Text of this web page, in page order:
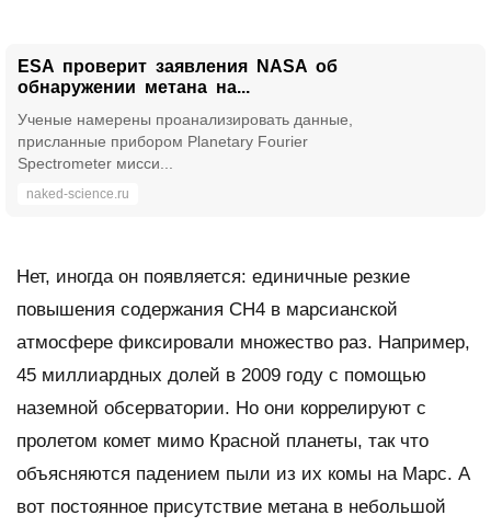
ESA проверит заявления NASA об
обнаружении метана на...
Ученые намерены проанализировать данные,
присланные прибором Planetary Fourier
Spectrometer мисси...
naked-science.ru
Нет, иногда он появляется: единичные резкие
повышения содержания CH4 в марсианской
атмосфере фиксировали множество раз. Например,
45 миллиардных долей в 2009 году с помощью
наземной обсерватории. Но они коррелируют с
пролетом комет мимо Красной планеты, так что
объясняются падением пыли из их комы на Марс. А
вот постоянное присутствие метана в небольшой